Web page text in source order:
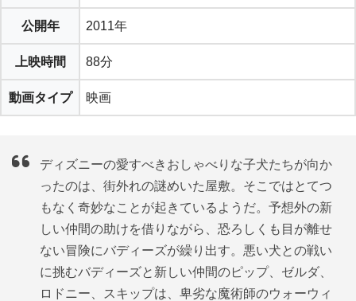
公開年 2011年
上映時間 88分
動画タイプ 映画
ディズニーの愛すべきおしゃべりな子犬たちが向か
ったのは、街外れの謎めいた屋敷。そこではとてつ
もなく奇妙なことが起きているようだ。予想外の新
しい仲間の助けを借りながら、恐ろしくも目が離せ
ない冒険にバディーズが繰り出す。悪い犬との戦い
に挑むバディーズと新しい仲間のピップ、ゼルダ、
ロドニー、スキップは、卑劣な魔術師のウォーウィ